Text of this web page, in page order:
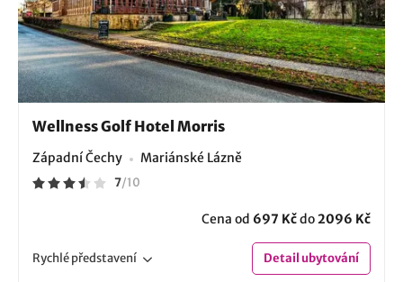
Wellness Golf Hotel Morris
Západní Čechy Mariánské Lázně
7/10
Cena od 697 Kčdo2096 Kč
Rychlépředstavení Detailubytování